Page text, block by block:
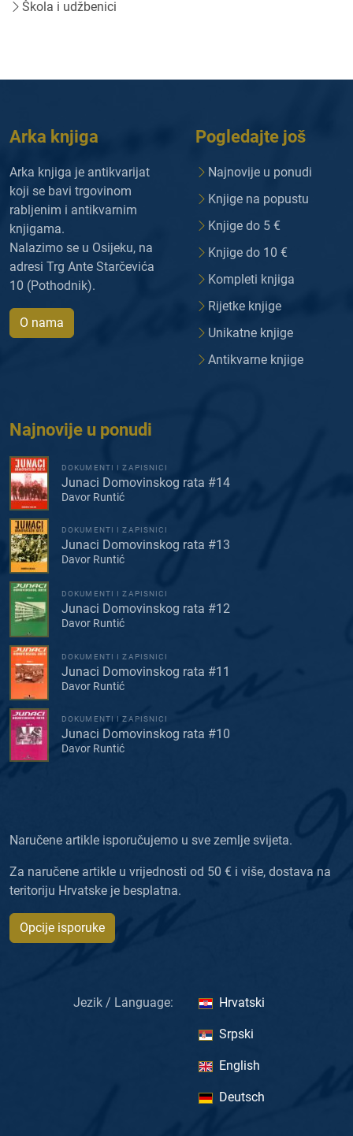
Škola i udžbenici
Arka knjiga
Arka knjiga je antikvarijat
koji se bavi trgovinom
rabljenim i antikvarnim
knjigama.
Nalazimo se u Osijeku, na
adresi Trg Ante Starčevića
10 (Pothodnik).
O nama
Pogledajte još
Najnovije u ponudi
Knjige na popustu
Knjige do 5 €
Knjige do 10 €
Kompleti knjiga
Rijetke knjige
Unikatne knjige
Antikvarne knjige
Najnovije u ponudi
DOKUMENTI I ZAPISNICI
Junaci Domovinskog rata #14
Davor Runtić
DOKUMENTI I ZAPISNICI
Junaci Domovinskog rata #13
Davor Runtić
DOKUMENTI I ZAPISNICI
Junaci Domovinskog rata #12
Davor Runtić
DOKUMENTI I ZAPISNICI
Junaci Domovinskog rata #11
Davor Runtić
DOKUMENTI I ZAPISNICI
Junaci Domovinskog rata #10
Davor Runtić
Naručene artikle isporučujemo u sve zemlje svijeta.
Za naručene artikle u vrijednosti od 50 € i više, dostava na
teritoriju Hrvatske je besplatna.
Opcije isporuke
Jezik / Language: Hrvatski
Srpski
English
Deutsch